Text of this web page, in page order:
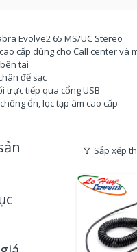
Evolve2 65 MS/UC Stereo
cấp dùng cho Call center và
tai
đế sạc
trực tiếp qua cổng USB
ổn, lọc tạp âm cao cấp
Sắp xếp